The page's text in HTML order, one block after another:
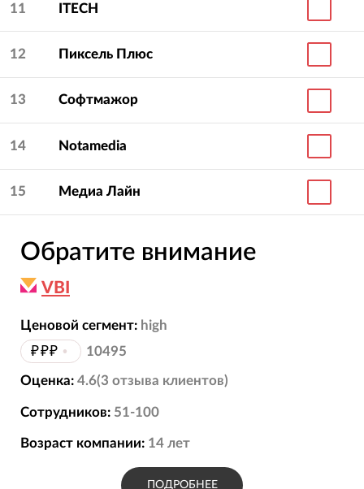
11 ITECH
12 Пиксель Плюс
13 Софтмажор
14 Notamedia
15 Медиа Лайн
Обратите внимание
VBI
Ценовой сегмент: high
₽₽₽ • 10495
Оценка: 4.6(3 отзыва клиентов)
Сотрудников: 51-100
Возраст компании: 14 лет
ПОДРОБНЕЕ